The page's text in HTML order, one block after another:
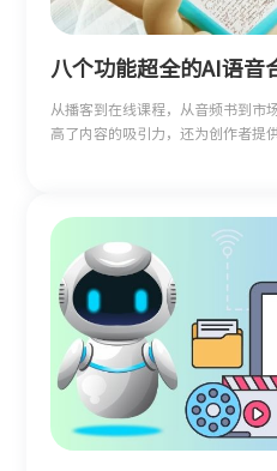
八个功能超全的AI语音
从播客到在线课程，从音频书到市
高了内容的吸引力，还为创作者提